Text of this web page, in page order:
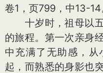
卷1，页799，中13-14
十岁时，祖母以五
的旅程。第一次亲身
中充满了无助感，
起，而熟悉的身影也